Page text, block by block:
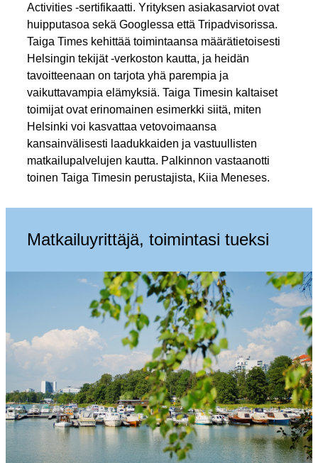
Activities ‑sertifikaatti. Yrityksen asiakasarviot ovat
huipputasoa sekä Googlessa että Tripadvisorissa.
Taiga Times kehittää toimintaansa määrätietoisesti
Helsingin tekijät ‑verkoston kautta, ja heidän
tavoitteenaan on tarjota yhä parempia ja
vaikuttavampia elämyksiä. Taiga Timesin kaltaiset
toimijat ovat erinomainen esimerkki siitä, miten
Helsinki voi kasvattaa vetovoimaansa
kansainvälisesti laadukkaiden ja vastuullisten
matkailupalvelujen kautta. Palkinnon vastaanotti
toinen Taiga Timesin perustajista, Kiia Meneses.
Matkailuyrittäjä, toimintasi tueksi